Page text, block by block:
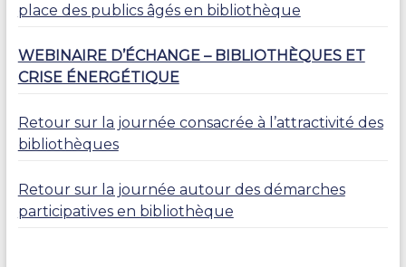
place des publics âgés en bibliothèque
WEBINAIRE D’ÉCHANGE – BIBLIOTHÈQUES ET
CRISE ÉNERGÉTIQUE
Retour sur la journée consacrée à l’attractivité des
bibliothèques
Retour sur la journée autour des démarches
participatives en bibliothèque